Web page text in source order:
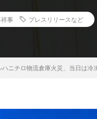
祥事 プレスリリースなど
ハニチロ物流倉庫火災、当日は冷